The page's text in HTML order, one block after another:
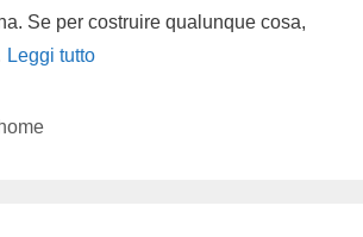
Se per costruire qualunque cosa,
Leggi tutto